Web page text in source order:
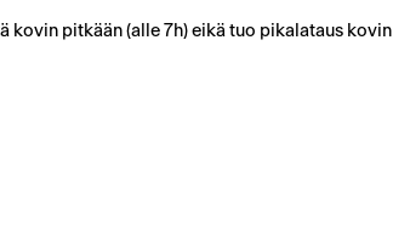
kovin pitkään (alle 7h) eikä tuo pikalataus kovin